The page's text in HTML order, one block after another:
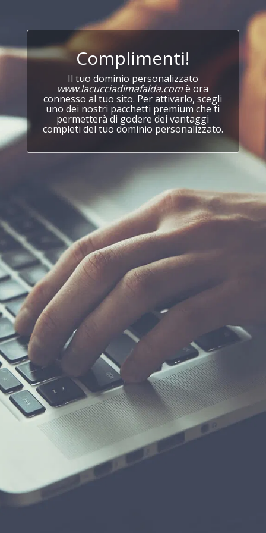
Complimenti!
Il tuo dominio personalizzato
www.lacucciadimafalda.comè ora
connesso al tuo sito. Per attivarlo, scegli
uno dei nostri pacchetti premium che ti
permetterà di godere dei vantaggi
completi del tuo dominio personalizzato.